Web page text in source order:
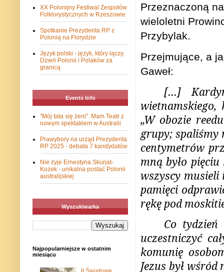
Przeznaczoną
wieloletni
Przybylak.
Przejmujące, a
Gaweł:
[…]
„W obozie
grupy; spaliśmy
centymetrów
mną było
wszyscy musieli
pamięci
rękę pod
Co tydzień
uczestniczyć
komunię
Jezus był
XX Polonijny Festiwal Zespołów
Folklorystycznych w Rzeszowie
Spotkanie Prezydenta RP z
Polonią na Florydzie
Język polski - język, który łączy.
Dzień Polonii i Polaków za
granicą
Events Info
"Mój tata się żeni". Mam Teatr z
nowym spektaklem w Australii
Prawybory na urząd Prezydenta
RP 2025 - debata 7 kandydatów
Nie żyje Ernestyna Skurjat-
Kozek - unikalna postać Polonii
australijskiej
Wyszukiwarka
Najpopularniejsze w ostatnim
miesiącu